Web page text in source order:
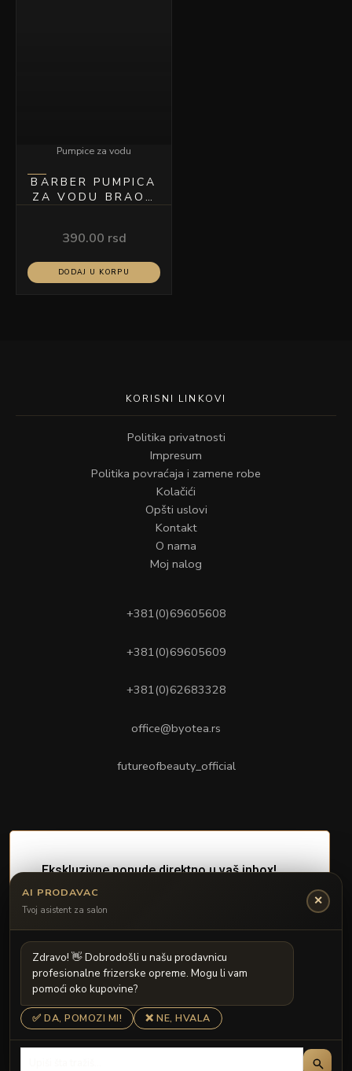
Pumpice za vodu
BARBER PUMPICA
ZA VODU BRAON
390.00 rsd
DODAJ U KORPU
KORISNI LINKOVI
Politika privatnosti
Impresum
Politika povraćaja i zamene robe
Kolačići
Opšti uslovi
Kontakt
O nama
Moj nalog
+381(0)69605608
+381(0)69605609
+381(0)62683328
office@byotea.rs
futureofbeauty_official
AI PRODAVAC
Tvoj asistent za salon
✕
Zdravo! Dobrodošli u našu prodavnicu
profesionalne frizerske opreme. Mogu li vam
pomoći oko kupovine?
✅ DA, POMOZI MI! ❌ NE, HVALA